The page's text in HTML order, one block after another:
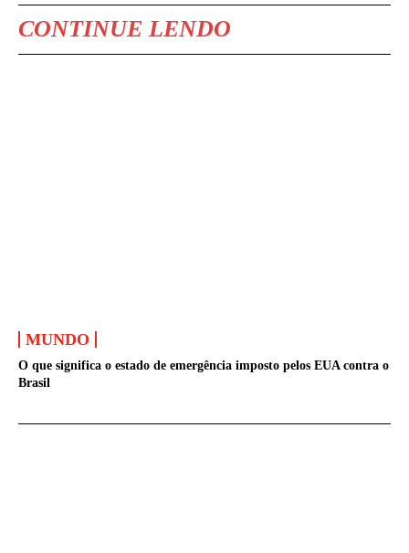
CONTINUE LENDO
MUNDO
O que significa o estado de emergência imposto pelos EUA contra o
Brasil